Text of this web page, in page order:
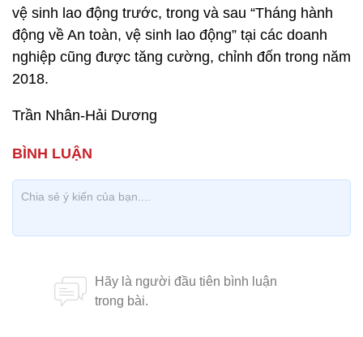
vệ sinh lao động trước, trong và sau “Tháng hành
động về An toàn, vệ sinh lao động” tại các doanh
nghiệp cũng được tăng cường, chỉnh đốn trong năm
2018.
Trần Nhân-Hải Dương